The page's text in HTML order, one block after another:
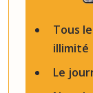
Tous
illimité
Le